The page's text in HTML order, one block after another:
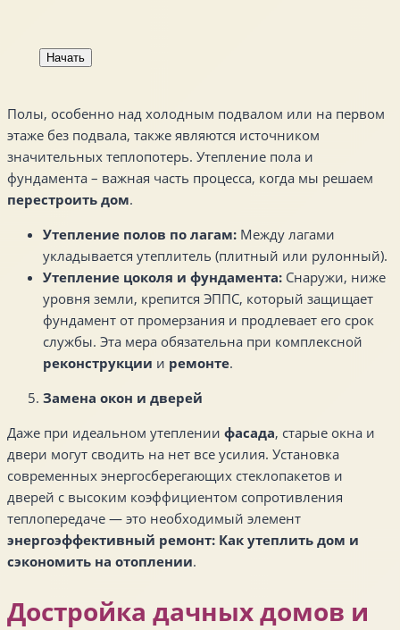
Начать
Полы, особенно над холодным подвалом или на первом
этаже без подвала, также являются источником
значительных теплопотерь. Утепление пола и
фундамента – важная часть процесса, когда мы решаем
перестроить дом.
Утепление полов по лагам: Между лагами
укладывается утеплитель (плитный или рулонный).
Утепление цоколя и фундамента: Снаружи, ниже
уровня земли, крепится ЭППС, который защищает
фундамент от промерзания и продлевает его срок
службы. Эта мера обязательна при комплексной
реконструкции и ремонте.
Замена окон и дверей
Даже при идеальном утеплении фасада, старые окна и
двери могут сводить на нет все усилия. Установка
современных энергосберегающих стеклопакетов и
дверей с высоким коэффициентом сопротивления
теплопередаче — это необходимый элемент
энергоэффективный ремонт: Как утеплить дом и
сэкономить на отоплении.
Достройка дачных домов и